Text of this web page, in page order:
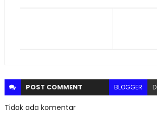
POST COMMENT BLOGGER
Tidak ada komentar